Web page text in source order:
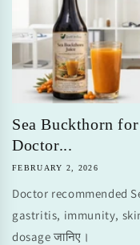
Sea Buckthorn
Doctor...
FEBRUARY 2, 2026
Doctor recommended
gastritis, immunity,
dosage जानिए।